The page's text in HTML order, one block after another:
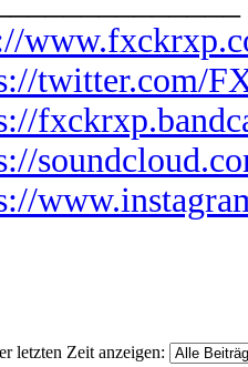
twitter.com/
letzten Zeit anzeigen: